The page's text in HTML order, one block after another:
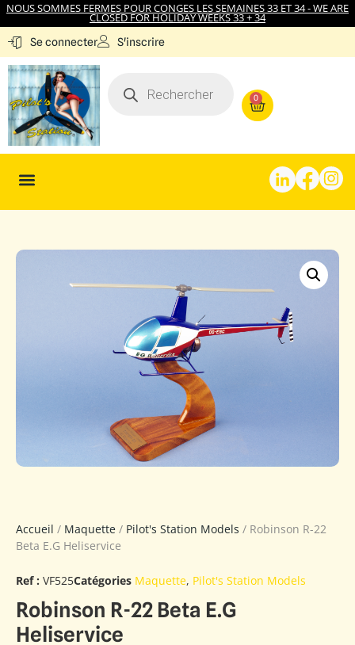
NOUS SOMMES FERMES POUR CONGES LES SEMAINES 33 ET 34 - WE ARE
CLOSED FOR HOLIDAY WEEKS 33 + 34
Se connecter S'inscrire
0
Accueil / Maquette / Pilot's Station Models / Robinson R-22
Beta E.G Heliservice
Ref : VF525Catégories Maquette, Pilot's Station Models
Robinson R-22 Beta E.G
Heliservice